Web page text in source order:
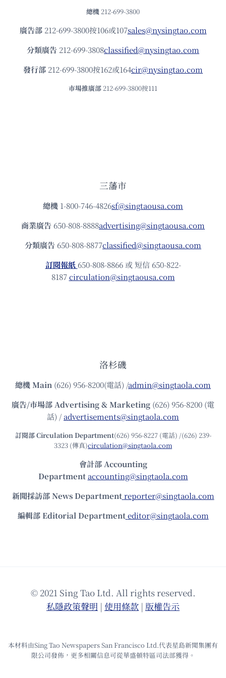
總機 212-699-3800
廣告部212-699-3800按106或107sales@nysingtao.com
分類廣告 212-699-3808classified@nysingtao.com
發⾏部 212-699-3800按162或164cir@nysingtao.com
市場推廣部 212-699-3800按111
三藩市
總機 1-800-746-4826sf@singtaousa.com
商業廣告 650-808-8888advertising@singtaousa.com
分類廣告 650-808-8877classified@singtaousa.com
訂閱報紙 650-808-8866 或 短信 650-822-
8187circulation@singtaousa.com
洛杉磯
總機Main (626) 956-8200(電話) /admin@singtaola.com
廣告/市場部Advertising & Marketing (626) 956-8200 (電
話) /advertisements@singtaola.com
訂閱部 Circulation Department(626) 956-8227 (電話) /(626) 239-
3323 (傳真)circulation@singtaola.com
會計部 Accounting
Department accounting@singtaola.com
新聞採訪部 News Department reporter@singtaola.com
編輯部 Editorial Department editor@singtaola.com
© 2021 Sing Tao Ltd. All rights reserved.
私隱政策聲明 | 使⽤條款 | 版權告⽰
本材料由Sing Tao Newspapers San Francisco Ltd.代表星島新聞集團有
限公司發佈，更多相關信息可從華盛頓特區司法部獲得。